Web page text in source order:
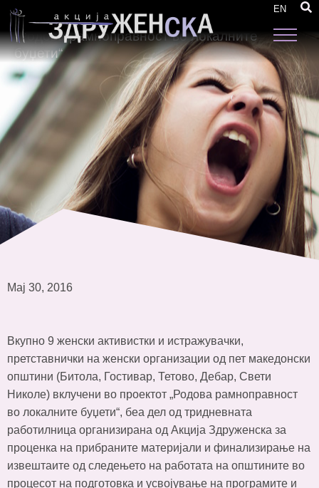
EN
извештаи од следење во рамки на проектот
„Родова рамноправност во локалните
буџети“
Мај 30, 2016
Вкупно 9 женски активистки и истражувачки,
претставнички на женски организации од пет македонски
општини (Битола, Гостивар, Тетово, Дебар, Свети
Николе) вклучени во проектот „Родова рамноправност
во локалните буџети“, беа дел од тридневната
работилница организирана од Акција Здруженска за
проценка на прибраните материјали и финализирање на
извештаите од следењето на работата на општините во
процесот на подготовка и усвојување на програмите и